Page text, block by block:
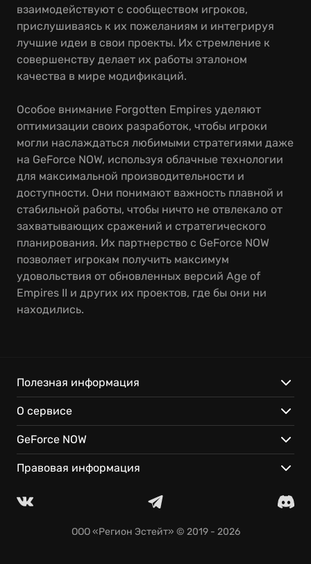
взаимодействуют с сообществом игроков,
прислушиваясь к их пожеланиям и интегрируя
лучшие идеи в свои проекты. Их стремление к
совершенству делает их работы эталоном
качества в мире модификаций.
Особое внимание Forgotten Empires уделяют
оптимизации своих разработок, чтобы игроки
могли наслаждаться любимыми стратегиями даже
на GeForce NOW, используя облачные технологии
для максимальной производительности и
доступности. Они понимают важность плавной и
стабильной работы, чтобы ничто не отвлекало от
захватывающих сражений и стратегического
планирования. Их партнерство с GeForce NOW
позволяет игрокам получить максимум
удовольствия от обновленных версий Age of
Empires II и других их проектов, где бы они ни
находились.
Полезная информация
О сервисе
GeForce NOW
Правовая информация
ООО «Регион Эстейт» © 2019 - 2026